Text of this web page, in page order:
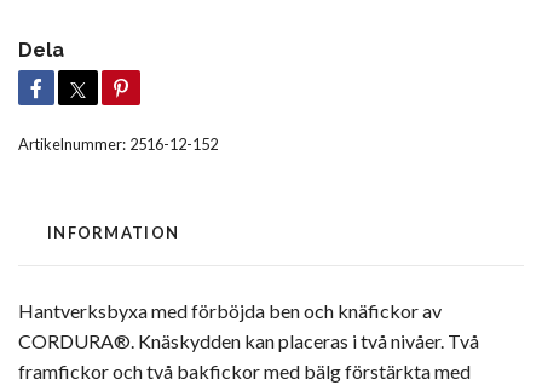
Dela
Artikelnummer: 2516-12-152
INFORMATION
Hantverksbyxa med förböjda ben och knäfickor av
CORDURA®. Knäskydden kan placeras i två nivåer. Två
framfickor och två bakfickor med bälg förstärkta med